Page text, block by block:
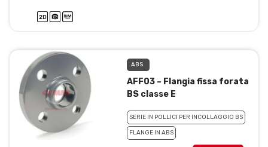
ABS
AFF03 – Flangia fissa forata
BS classe E
SERIE IN POLLICI PER INCOLLAGGIO BS
FLANGE IN ABS